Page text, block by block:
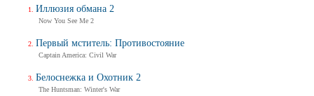
Ballerina
Иллюзия обмана 2
Now You See Me 2
Первый мститель: Противостояние
Captain America: Civil War
Белоснежка и Охотник 2
The Huntsman: Winter's War